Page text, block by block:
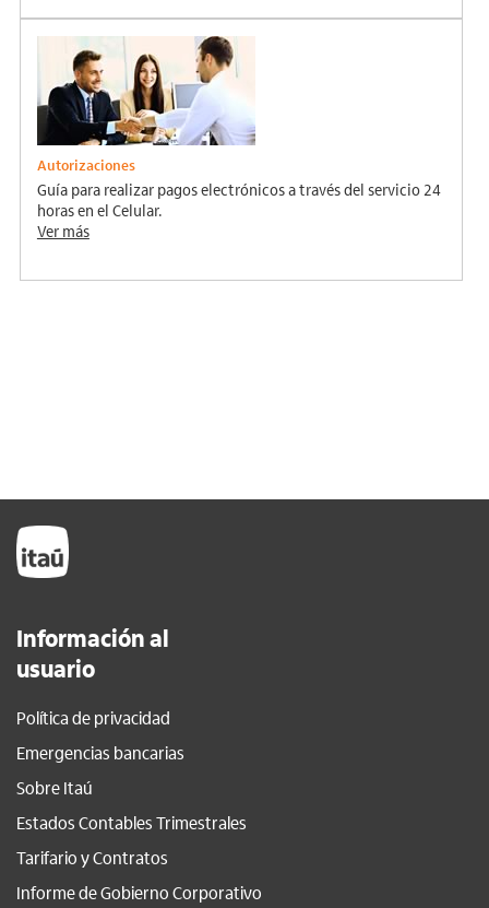
Autorizaciones
Guía para realizar pagos electrónicos a través del servicio 24
horas en el Celular.
Ver más
Información al
usuario
Política de privacidad
Emergencias bancarias
Sobre Itaú
Estados Contables Trimestrales
Tarifario y Contratos
Informe de Gobierno Corporativo